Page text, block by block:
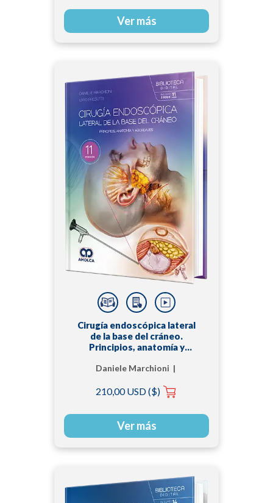
Ver más
Cirugía endoscópica lateral
de la base del cráneo.
Principios, anatomía y
Daniele Marchioni |
210,00 USD ($)
Ver más